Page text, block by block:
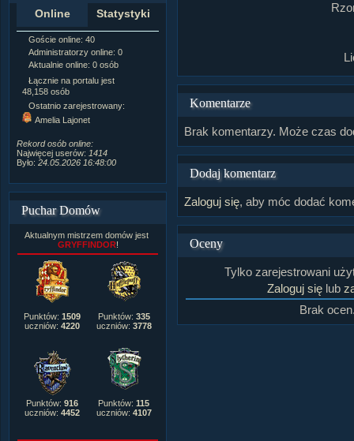
Online Statystyki
Goście online: 40
Administratorzy online: 0
Aktualnie online: 0 osób
Łącznie na portalu jest
48,158 osób
Ostatnio zarejestrowany:
Amelia Lajonet
Rekord osób online:
Najwięcej userów: 1414
Było: 24.05.2026 16:48:00
Tematów na forum:3,921
Komentarzy do materiałów:
Wlepionych ostrzeżeń:4,170
Puchar Domów
Aktualnym mistrzem domów jest
GRYFFINDOR!
Punktów: 1509
uczniów: 4220
Punktów: 335
uczniów: 3778
Punktów: 916
uczniów: 4452
Punktów: 115
uczniów: 4107
Komentarze
Brak komentarzy. Może czas
Dodaj komentarz
Zaloguj się, aby móc dodać
Oceny
Tylko zarejestrowani
Zaloguj się lub
Brak